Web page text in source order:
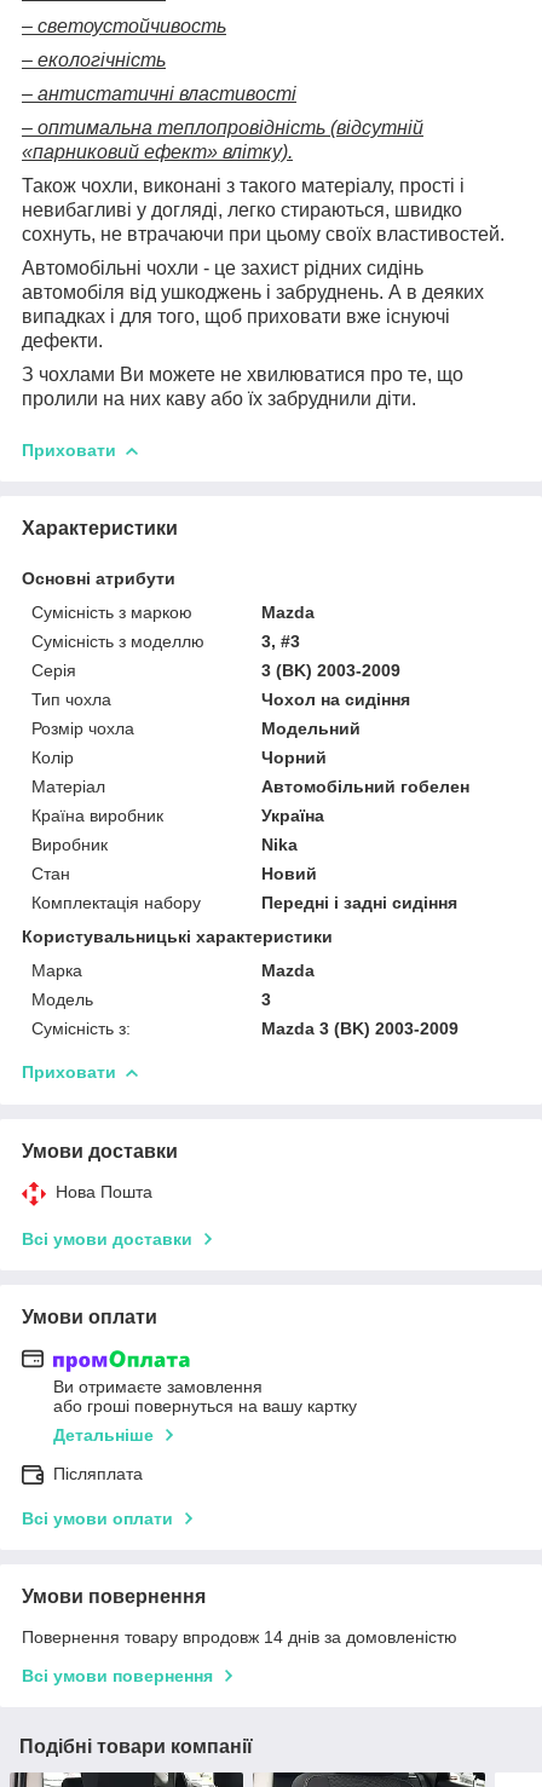
– светоустойчивость
– екологічність
– антистатичні властивості
– оптимальна теплопровідність (відсутній
«парниковий ефект» влітку).
Також чохли, виконані з такого матеріалу, прості і
невибагливі у догляді, легко стираються, швидко
сохнуть, не втрачаючи при цьому своїх властивостей.
Автомобільні чохли - це захист рідних сидінь
автомобіля від ушкоджень і забруднень. А в деяких
випадках і для того, щоб приховати вже існуючі
дефекти.
З чохлами Ви можете не хвилюватися про те, що
пролили на них каву або їх забруднили діти.
Приховати
Характеристики
Основні атрибути
Сумісність з маркою
Mazda
Сумісність з моделлю
3, #3
Серія
3 (BK) 2003-2009
Тип чохла
Чохол на сидіння
Розмір чохла
Модельний
Колір
Чорний
Матеріал
Автомобільний гобелен
Країна виробник
Україна
Виробник
Nika
Стан
Новий
Комплектація набору
Передні і задні сидіння
Користувальницькі характеристики
Марка
Mazda
Модель
3
Сумісність з:
Mazda 3 (BK) 2003-2009
Приховати
Умови доставки
Нова Пошта
Всі умови доставки
Умови оплати
Ви отримаєте замовлення
або гроші повернуться на вашу картку
Детальніше
Післяплата
Всі умови оплати
Умови повернення
Повернення товару впродовж 14 днів за домовленістю
Всі умови повернення
Подібні товари компанії